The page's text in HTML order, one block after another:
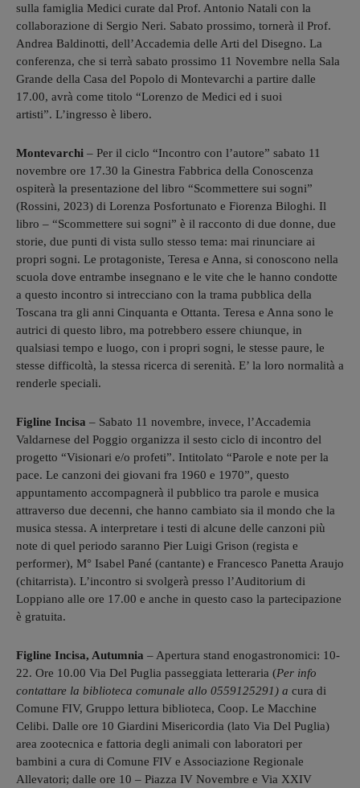
sulla famiglia Medici curate dal Prof. Antonio Natali con la
collaborazione di Sergio Neri. Sabato prossimo, tornerà il Prof.
Andrea Baldinotti, dell’Accademia delle Arti del Disegno. La
conferenza, che si terrà sabato prossimo 11 Novembre nella Sala
Grande della Casa del Popolo di Montevarchi a partire dalle
17.00, avrà come titolo “Lorenzo de Medici ed i suoi
artisti”. L’ingresso è libero.
Montevarchi – Per il ciclo “Incontro con l’autore” sabato 11
novembre ore 17.30 la Ginestra Fabbrica della Conoscenza
ospiterà la presentazione del libro “Scommettere sui sogni”
(Rossini, 2023) di Lorenza Posfortunato e Fiorenza Biloghi. Il
libro – “Scommettere sui sogni” è il racconto di due donne, due
storie, due punti di vista sullo stesso tema: mai rinunciare ai
propri sogni. Le protagoniste, Teresa e Anna, si conoscono nella
scuola dove entrambe insegnano e le vite che le hanno condotte
a questo incontro si intrecciano con la trama pubblica della
Toscana tra gli anni Cinquanta e Ottanta. Teresa e Anna sono le
autrici di questo libro, ma potrebbero essere chiunque, in
qualsiasi tempo e luogo, con i propri sogni, le stesse paure, le
stesse difficoltà, la stessa ricerca di serenità. E’ la loro normalità a
renderle speciali.
Figline Incisa – Sabato 11 novembre, invece, l’Accademia
Valdarnese del Poggio organizza il sesto ciclo di incontro del
progetto “Visionari e/o profeti”. Intitolato “Parole e note per la
pace. Le canzoni dei giovani fra 1960 e 1970”, questo
appuntamento accompagnerà il pubblico tra parole e musica
attraverso due decenni, che hanno cambiato sia il mondo che la
musica stessa. A interpretare i testi di alcune delle canzoni più
note di quel periodo saranno Pier Luigi Grison (regista e
performer), M° Isabel Pané (cantante) e Francesco Panetta Araujo
(chitarrista). L’incontro si svolgerà presso l’Auditorium di
Loppiano alle ore 17.00 e anche in questo caso la partecipazione
è gratuita.
Figline Incisa, Autumnia – Apertura stand enogastronomici: 10-
22. Ore 10.00 Via Del Puglia passeggiata letteraria (Per info
contattare la biblioteca comunale allo 0559125291) a cura di
Comune FIV, Gruppo lettura biblioteca, Coop. Le Macchine
Celibi. Dalle ore 10 Giardini Misericordia (lato Via Del Puglia)
area zootecnica e fattoria degli animali con laboratori per
bambini a cura di Comune FIV e Associazione Regionale
Allevatori; dalle ore 10 – Piazza IV Novembre e Via XXIV